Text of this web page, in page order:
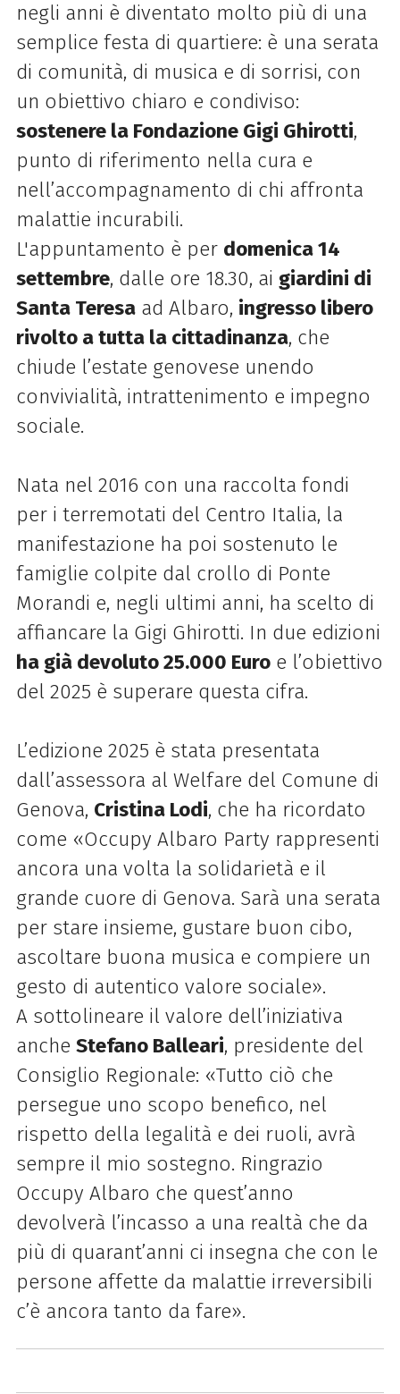
negli anni è diventato molto più di una
semplice festa di quartiere: è una serata
di comunità, di musica e di sorrisi, con
un obiettivo chiaro e condiviso:
sostenere la Fondazione Gigi Ghirotti,
punto di riferimento nella cura e
nell’accompagnamento di chi affronta
malattie incurabili.
L'appuntamento è per domenica 14
settembre, dalle ore 18.30, ai giardini di
Santa Teresa ad Albaro, ingresso libero
rivolto a tutta la cittadinanza, che
chiude l’estate genovese unendo
convivialità, intrattenimento e impegno
sociale.
Nata nel 2016 con una raccolta fondi
per i terremotati del Centro Italia, la
manifestazione ha poi sostenuto le
famiglie colpite dal crollo di Ponte
Morandi e, negli ultimi anni, ha scelto di
affiancare la Gigi Ghirotti. In due edizioni
ha già devoluto 25.000 Euroe l’obiettivo
del 2025 è superare questa cifra.
L’edizione 2025 è stata presentata
dall’assessora al Welfare del Comune di
Genova, Cristina Lodi, che ha ricordato
come «Occupy Albaro Party rappresenti
ancora una volta la solidarietà e il
grande cuore di Genova. Sarà una serata
per stare insieme, gustare buon cibo,
ascoltare buona musica e compiere un
gesto di autentico valore sociale».
A sottolineare il valore dell’iniziativa
anche Stefano Balleari, presidente del
Consiglio Regionale: «Tutto ciò che
persegue uno scopo benefico, nel
rispetto della legalità e dei ruoli, avrà
sempre il mio sostegno. Ringrazio
Occupy Albaro che quest’anno
devolverà l’incasso a una realtà che da
più di quarant’anni ci insegna che con le
persone affette da malattie irreversibili
c’è ancora tanto da fare».